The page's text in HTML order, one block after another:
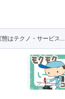
はテクノ・サービス...